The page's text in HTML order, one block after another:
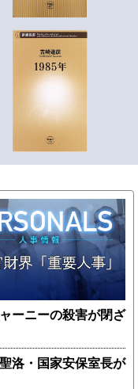
ーニーの殺害が閉ざ
洛・国家安保室長が